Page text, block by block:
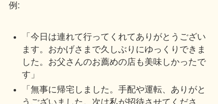
例:
「今日は連れて行ってくれてありがとうござい
ます。おかげさまで久しぶりにゆっくりできま
した。お父さんのお薦めの店も美味しかったで
す」
「無事に帰宅しました。手配や運転、ありがと
うございました。次は私が招待させてくださ